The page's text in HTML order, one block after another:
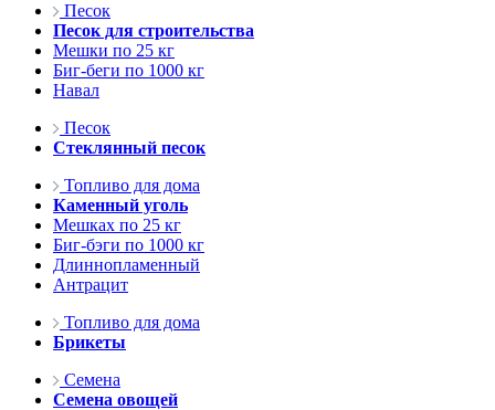
Песок
Песок для строительства
Мешки по 25 кг
Биг-беги по 1000 кг
Навал
Песок
Стеклянный песок
Топливо для дома
Каменный уголь
Мешках по 25 кг
Биг-бэги по 1000 кг
Длиннопламенный
Антрацит
Топливо для дома
Брикеты
Семена
Семена овощей